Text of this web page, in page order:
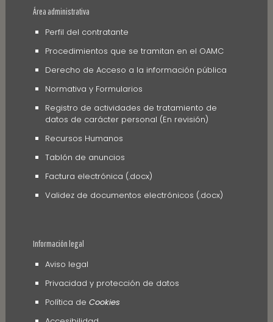
Área administrativa
Perfil del contratante
Procedimientos que se tramitan en el OAMC
Derecho de Acceso a la información pública
Normativa y Formularios
Registro de actividades de tratamiento de
datos de carácter personal (En revisión)
Recursos Humanos
Tablón de anuncios
Factura electrónica (.docx)
Validez de documentos electrónicos (.docx)
Información legal
Aviso legal
Privacidad y protección de datos
Política de Cookies